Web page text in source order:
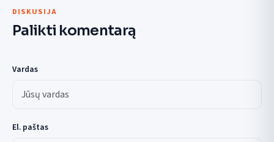
DISKUSIJA
Palikti komentarą
Vardas
El. paštas